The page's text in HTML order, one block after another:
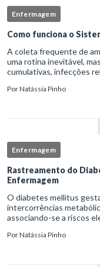
Enfermagem
Como funciona o
A coleta frequente de
uma rotina inevitável,
cumulativas, infecções
PorNatássia Pinho
Enfermagem
Rastreamento do
Enfermagem
O diabetes mellitus
intercorrências
associando-se a riscos
enferm
PorNatássia Pinho